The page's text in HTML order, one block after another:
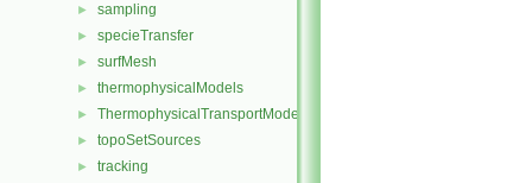
► sampling
► specieTransfer
► surfMesh
► thermophysicalModels
► ThermophysicalTransportModels
► topoSetSources
► tracking